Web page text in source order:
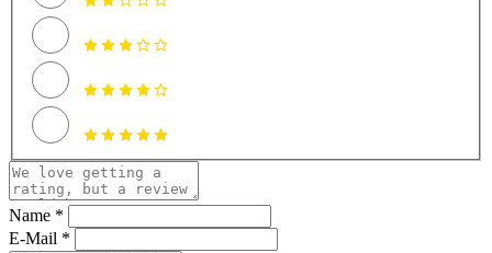
Name *
E-Mail *